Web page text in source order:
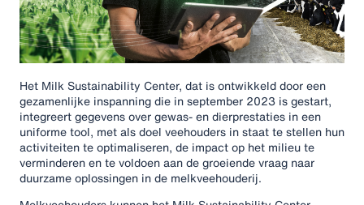
Het Milk Sustainability Center, dat is ontwikkeld door een
gezamenlijke inspanning die in september 2023 is gestart,
integreert gegevens over gewas- en dierprestaties in een
uniforme tool, met als doel veehouders in staat te stellen hun
activiteiten te optimaliseren, de impact op het milieu te
verminderen en te voldoen aan de groeiende vraag naar
duurzame oplossingen in de melkveehouderij.